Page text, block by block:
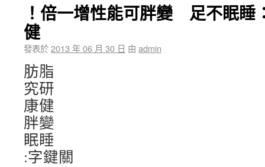
！倍一增性能可胖變 足不眠睡
健
發表於2013 年 06 月 30 日 由 admin
肪脂
究研
康健
胖變
眠睡
:字鍵關